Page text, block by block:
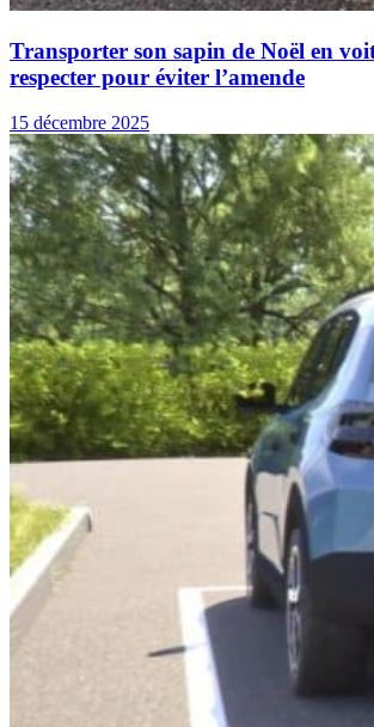
Transporter son sapin de Noël en
respecter pour éviter l’amende
15 décembre 2025